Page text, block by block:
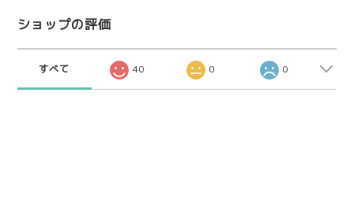
ショップの評価
すべて 40 0 0